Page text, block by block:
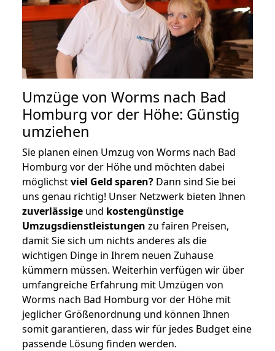
Umzüge von Worms nach Bad
Homburg vor der Höhe: Günstig
umziehen
Sie planen einen Umzug von Worms nach Bad
Homburg vor der Höhe und möchten dabei
möglichstviel Geld sparen? Dann sind Sie bei
uns genau richtig! Unser Netzwerk bieten Ihnen
zuverlässige und kostengünstige
Umzugsdienstleistungen zu fairen Preisen,
damit Sie sich um nichts anderes als die
wichtigen Dinge in Ihrem neuen Zuhause
kümmern müssen. Weiterhin verfügen wir über
umfangreiche Erfahrung mit Umzügen von
Worms nach Bad Homburg vor der Höhe mit
jeglicher Größenordnung und können Ihnen
somit garantieren, dass wir für jedes Budget eine
passende Lösung finden werden.